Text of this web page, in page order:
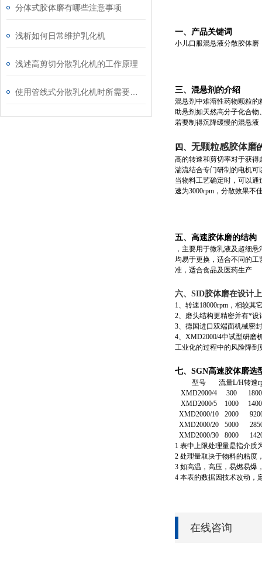
分体式胶体磨有哪些注意事项
浅析如何日常维护乳化机
浅述高剪切分散乳化机的工作原理
一、产品关键词
小儿口服混悬液分散胶体
三、混悬剂的介绍
混悬剂中难溶性药物颗粒的
助悬剂如天然高分子化合
若要制得沉降缓慢的混悬
四、 无颗粒感胶体磨
高的转速和剪切率对于获得
湍流结合专门研制的电机
当物料工艺确定时，可以
速为3000rpm，分散效果不
五、高速胶体磨的结构
，主要用于微乳液及超细
均易于更换，适合不同的工
准，适合食品及医药生产
六、SID胶体磨在设计
1、转速18000rpm，相较其
2、磨头结构更精密并有*设
3、德国进口双端面机械密
4、XMD2000/4中试型研磨
工业化的过程中的风险降到
七、SGN高速胶体磨选
型号 流量L/H转速
XMD2000/4
300
XMD2000/5
1000
XMD2000/10
2000
XMD2000/20
5000
XMD2000/30
8000
1 表中上限处理量是指介质
2 处理量取决于物料的粘度
3 如高温，高压，易燃易爆
4 本表的数据因技术改动，
在线咨询